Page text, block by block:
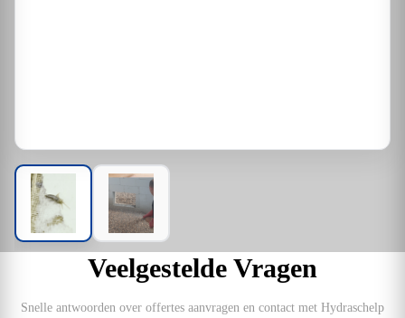
Veelgestelde Vragen
Snelle antwoorden over offertes aanvragen en contact met Hydraschelp